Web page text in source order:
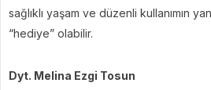
sağlıklı yaşam ve düzenli kullanımın
“hediye” olabilir.
Dyt. Melina Ezgi Tosun